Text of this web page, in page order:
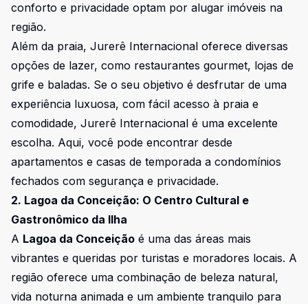
conforto e privacidade optam por alugar imóveis na
região.
Além da praia, Jurerê Internacional oferece diversas
opções de lazer, como restaurantes gourmet, lojas de
grife e baladas. Se o seu objetivo é desfrutar de uma
experiência luxuosa, com fácil acesso à praia e
comodidade, Jurerê Internacional é uma excelente
escolha. Aqui, você pode encontrar desde
apartamentos e casas de temporada a condomínios
fechados com segurança e privacidade.
2. Lagoa da Conceição: O Centro Cultural e
Gastronômico da Ilha
A Lagoa da Conceição é uma das áreas mais
vibrantes e queridas por turistas e moradores locais. A
região oferece uma combinação de beleza natural,
vida noturna animada e um ambiente tranquilo para